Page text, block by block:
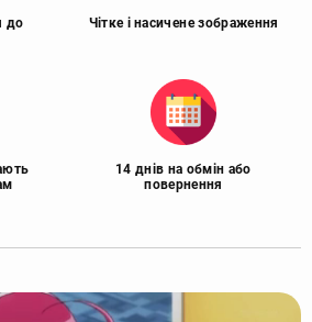
до
Чітке і насичене зображення
14 днів на обмін або
повернення